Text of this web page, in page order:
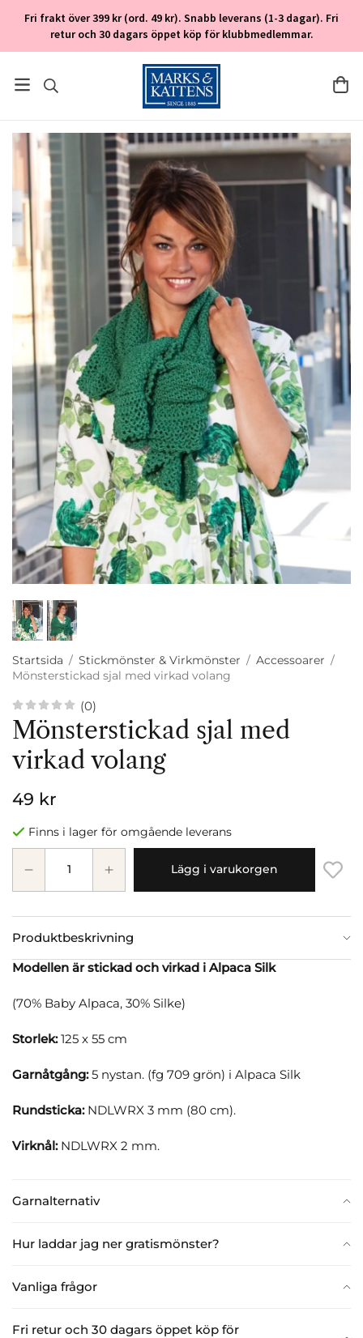
Fri frakt över 399 kr (ord. 49 kr). Snabb leverans (1-3 dagar). Fri
retur och 30 dagars öppet köp för klubbmedlemmar.
Startsida / Stickmönster & Virkmönster / Accessoarer /
Mönsterstickad sjal med virkad volang
(0)
Mönsterstickad sjal med
virkad volang
49 kr
Finns i lager för omgående leverans
Lägg i varukorgen
Produktbeskrivning
Garnalternativ
Hur laddar jag ner gratismönster?
Vanliga frågor
Fri retur och 30 dagars öppet köp för
Modellen är stickad och virkad i Alpaca Silk
(70% Baby Alpaca, 30% Silke)
Storlek:125 x 55 cm
Garnåtgång:5 nystan. (fg 709 grön) i Alpaca Silk
Rundsticka:NDLWRX 3 mm (80 cm).
Virknål:NDLWRX 2 mm.